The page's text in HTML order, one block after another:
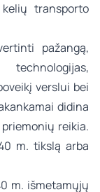
transporto
pažangą,
verslui bei
didina
reikia.
m. tikslą arba
m. išmetamųjų